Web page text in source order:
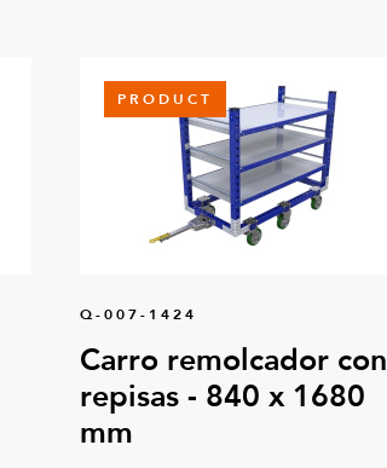
PRODUCT
Q-007-1424
Carro remolcador con
repisas - 840 x 1680
mm